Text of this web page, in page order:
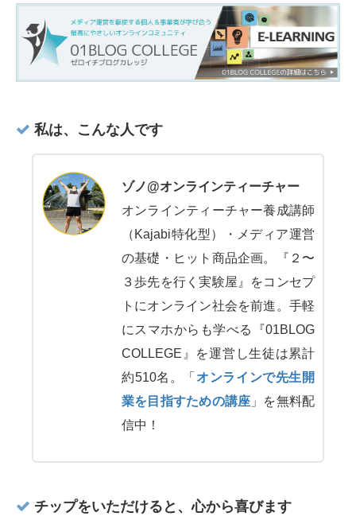
私は、こんな人です
ゾノ@オンラインティーチャー
オンラインティーチャー養成講師
（Kajabi特化型）・メディア運営
の基礎・ヒット商品企画。『２〜
３歩先を行く実験屋』をコンセプ
トにオンライン社会を前進。手軽
にスマホからも学べる『01BLOG
COLLEGE』を運営し生徒は累計
約510名。「 オンラインで先生開
業を目指すための講座 」を無料配
信中！
チップをいただけると、心から喜びます